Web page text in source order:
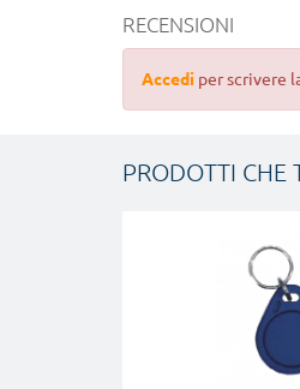
RECENSIONI
Accedi per scrivere
PRODOTTI CHE